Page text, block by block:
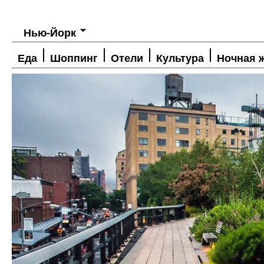
Нью-Йорк
Еда Шоппинг Отели Культура Ночная